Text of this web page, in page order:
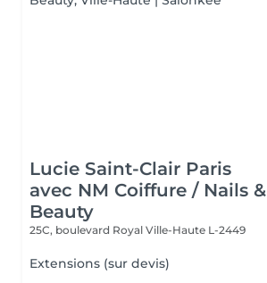
Lucie Saint-Clair Paris
avec NM Coiffure / Nails &
Beauty
25C, boulevard Royal Ville-Haute L-2449
Extensions (sur devis)